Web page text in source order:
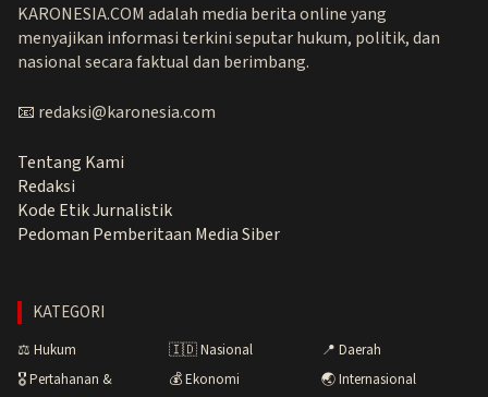
KARONESIA.COM adalah media berita online yang
menyajikan informasi terkini seputar hukum, politik, dan
nasional secara faktual dan berimbang.
📧 redaksi@karonesia.com
Tentang Kami
Redaksi
Kode Etik Jurnalistik
Pedoman Pemberitaan Media Siber
KATEGORI
⚖️ Hukum 🇮🇩 Nasional
📍 Daerah
🎖️ Pertahanan &
💰 Ekonomi 🌏 Internasional